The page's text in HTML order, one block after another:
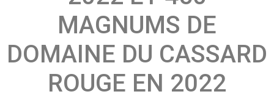
MAGNUMS DE
DOMAINE DU CASSARD
ROUGE EN 2022